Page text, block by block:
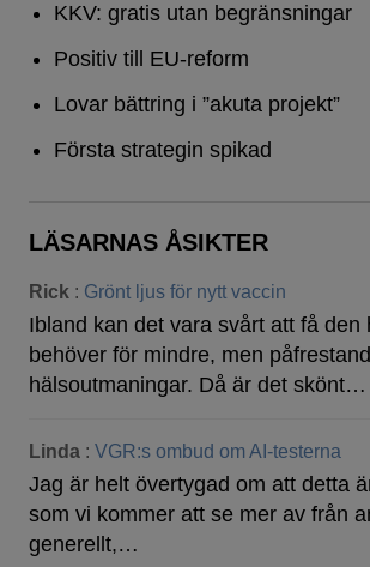
KKV: gratis utan begränsningar
Positiv till EU-reform
Lovar bättring i ”akuta projekt”
Första strategin spikad
LÄSARNAS ÅSIKTER
Rick : Grönt ljus för nytt vaccin
Ibland kan det vara svårt att få den
behöver för mindre, men
hälsoutmaningar. Då är det skönt…
Linda : VGR:s ombud om AI-testerna
Jag är helt övertygad om att detta
som vi kommer att se mer av från
generellt,…